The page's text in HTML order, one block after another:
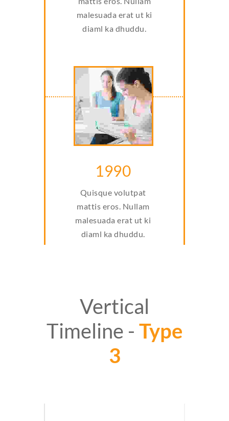
malesuada erat ut ki
diaml ka dhuddu.
1990
Quisque volutpat
mattis eros. Nullam
malesuada erat ut ki
diaml ka dhuddu.
Vertical
Timeline - Type
3